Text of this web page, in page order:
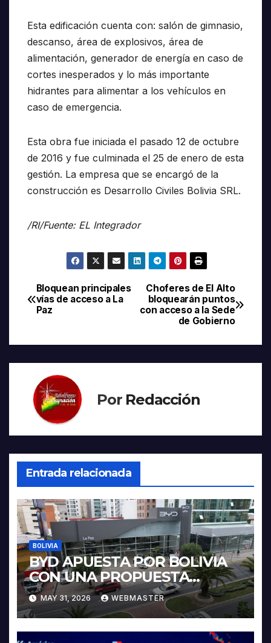
Esta edificación cuenta con: salón de gimnasio,
descanso, área de explosivos, área de
alimentación, generador de energía en caso de
cortes inesperados y lo más importante
hidrantes para alimentar a los vehículos en
caso de emergencia.
Esta obra fue iniciada el pasado 12 de octubre
de 2016 y fue culminada el 25 de enero de esta
gestión. La empresa que se encargó de la
construcción es Desarrollo Civiles Bolivia SRL.
/RI/Fuente: EL Integrador
Navegación
de
entradas
Choferes de El Alto
bloquearán puntos
con acceso a la Sede
de Gobierno
Bloquean principales
vías de acceso a La
Paz
Por Redacción
Entrada relacionada
BOLIVIA
BYD APUESTA POR BOLIVIA
CON UNA PROPUESTA
INTEGRAL PARA IMPULSAR
LA ELECTROMOVILIDAD Y LA
INDUSTRIALIZACIÓN DEL
LITIO
MAY 31, 2026 WEBMASTER